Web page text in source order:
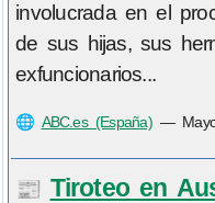
involucrada en el
de sus hijas, sus
exfuncionarios...
🌐 ABC.es (España)—
📰 Tiroteo en